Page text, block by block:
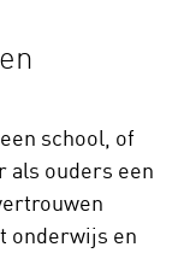
school, of
als ouders een
onderwijs en